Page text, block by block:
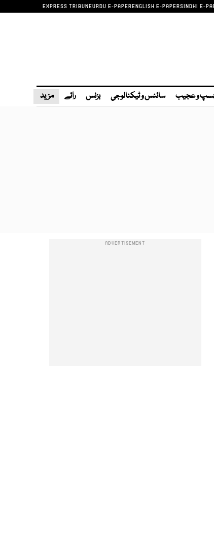
EXPRESS TRIBUNEURDU E-PAPERENGLISH E-PAPERSINDHI E-
و عجیب سائنس و ٹیکنالوجی بزنس رائے مزید